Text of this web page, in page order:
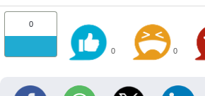
0
0 0